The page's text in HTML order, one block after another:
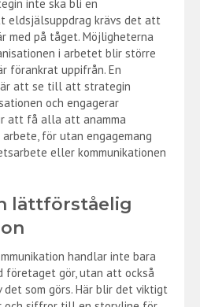
inte ska bli en
eldsjälsuppdrag krävs det att
med på tåget. Möjligheterna
i arbetet blir större
förankrat uppifrån. En
är att se till att strategin
och engagerar
att få alla att anamma
för utan engagemang
eller kommunikationen
lättförståelig
handlar inte bara
företaget gör, utan att också
som görs. Här blir det viktigt